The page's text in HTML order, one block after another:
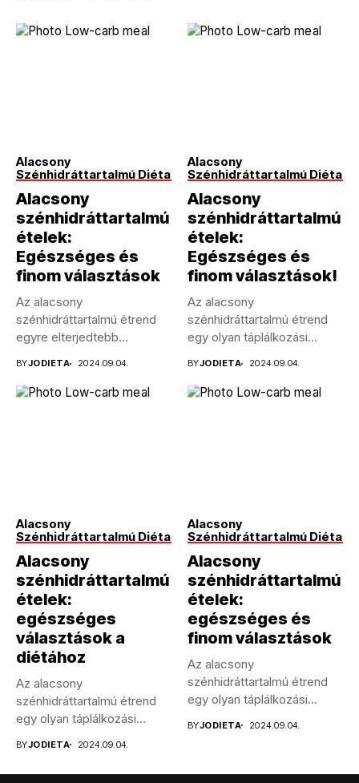
Alacsony
Szénhidráttartalmú Diéta
Alacsony
szénhidráttartalmú
ételek:
Egészséges és
finom választások
Az alacsony
szénhidráttartalmú étrend
egyre elterjedtebb
tudományosan igazolt...
BYJODIETA 2024.09.04.
Alacsony
Szénhidráttartalmú Diéta
Alacsony
szénhidráttartalmú
ételek:
Egészséges és
finom választások!
Az alacsony
szénhidráttartalmú étrend
egy olyan táplálkozási
csökkentésére...
BYJODIETA 2024.09.04.
Alacsony
Szénhidráttartalmú Diéta
Alacsony
szénhidráttartalmú
ételek:
egészséges
választások a
diétához
Az alacsony
szénhidráttartalmú étrend
egy olyan táplálkozási
BYJODIETA 2024.09.04.
Alacsony
Szénhidráttartalmú Diéta
Alacsony
szénhidráttartalmú
ételek:
egészséges és
finom választások
Az alacsony
szénhidráttartalmú étrend
egy olyan táplálkozási
BYJODIETA 2024.09.04.